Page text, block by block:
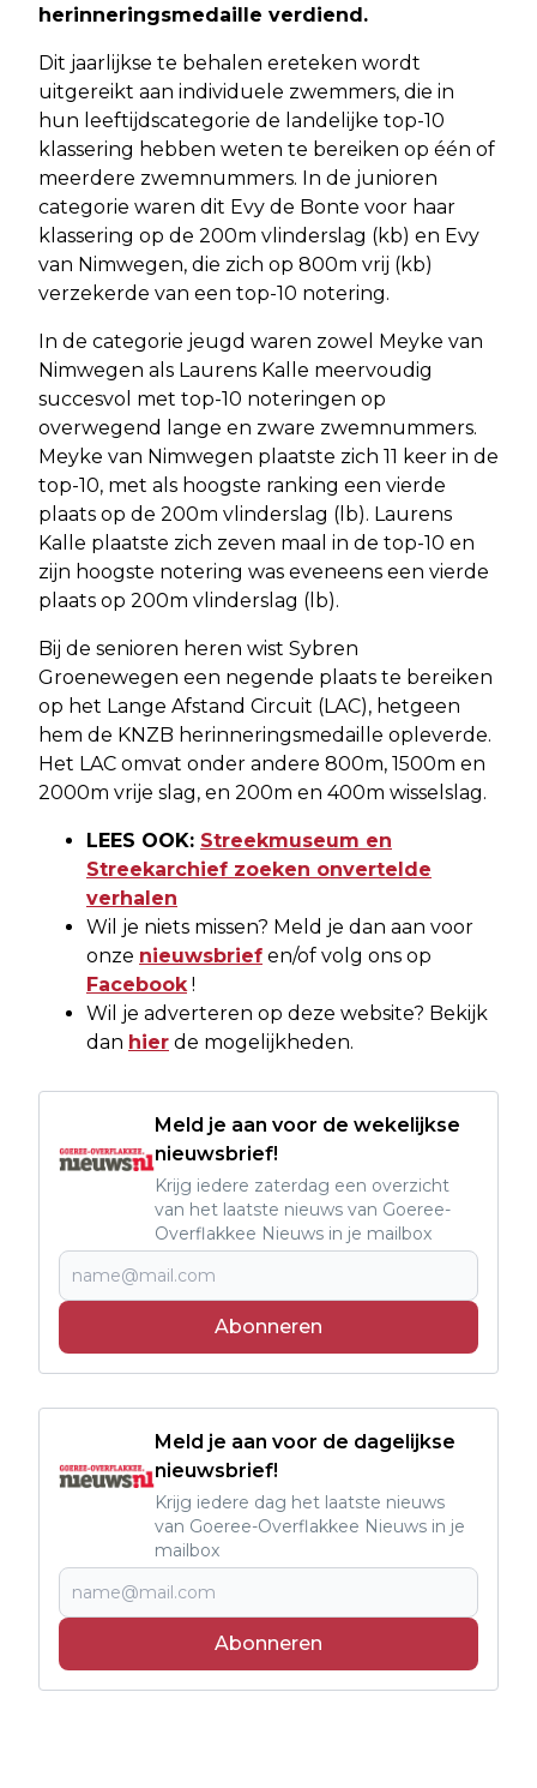
herinneringsmedaille verdiend.
Dit jaarlijkse te behalen ereteken wordt
uitgereikt aan individuele zwemmers, die in
hun leeftijdscategorie de landelijke top-10
klassering hebben weten te bereiken op één of
meerdere zwemnummers. In de junioren
categorie waren dit Evy de Bonte voor haar
klassering op de 200m vlinderslag (kb) en Evy
van Nimwegen, die zich op 800m vrij (kb)
verzekerde van een top-10 notering.
In de categorie jeugd waren zowel Meyke van
Nimwegen als Laurens Kalle meervoudig
succesvol met top-10 noteringen op
overwegend lange en zware zwemnummers.
Meyke van Nimwegen plaatste zich 11 keer in de
top-10, met als hoogste ranking een vierde
plaats op de 200m vlinderslag (lb). Laurens
Kalle plaatste zich zeven maal in de top-10 en
zijn hoogste notering was eveneens een vierde
plaats op 200m vlinderslag (lb).
Bij de senioren heren wist Sybren
Groenewegen een negende plaats te bereiken
op het Lange Afstand Circuit (LAC), hetgeen
hem de KNZB herinneringsmedaille opleverde.
Het LAC omvat onder andere 800m, 1500m en
2000m vrije slag, en 200m en 400m wisselslag.
LEES OOK: Streekmuseum en
Streekarchief zoeken onvertelde
verhalen
Wil je niets missen? Meld je dan aan voor
onze nieuwsbrief en/of volg ons op
Facebook!
Wil je adverteren op deze website? Bekijk
dan hier de mogelijkheden.
Meld je aan voor de wekelijkse
nieuwsbrief!
Krijg iedere zaterdag een overzicht
van het laatste nieuws van Goeree-
Overflakkee Nieuws in je mailbox
Abonneren
Meld je aan voor de dagelijkse
nieuwsbrief!
Krijg iedere dag het laatste nieuws
van Goeree-Overflakkee Nieuws in je
mailbox
Abonneren